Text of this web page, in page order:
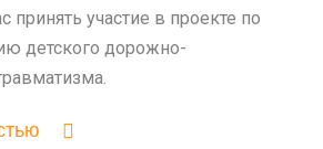
принять участие в проекте по
детского дорожно-